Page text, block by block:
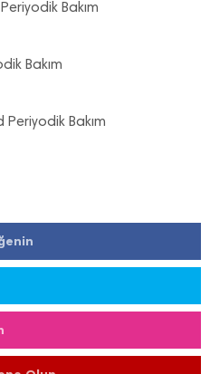
Bakım
Bakım
Bakım